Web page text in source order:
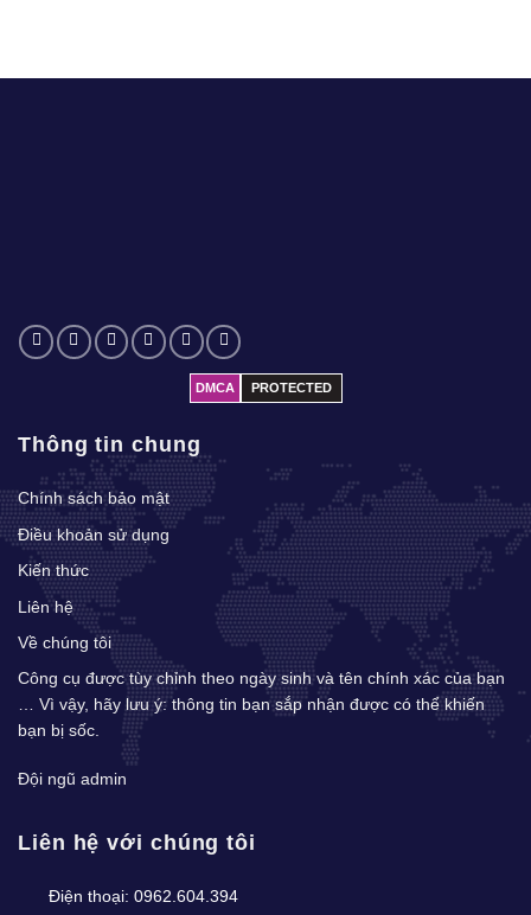
DMCA PROTECTED
Thông tin chung
Chính sách bảo mật
Điều khoản sử dụng
Kiến thức
Liên hệ
Về chúng tôi
Công cụ được tùy chỉnh theo ngày sinh và tên chính xác của bạn
… Vì vậy, hãy lưu ý: thông tin bạn sắp nhận được có thể khiến
bạn bị sốc.
Đội ngũ admin
Liên hệ với chúng tôi
Điện thoại: 0962.604.394